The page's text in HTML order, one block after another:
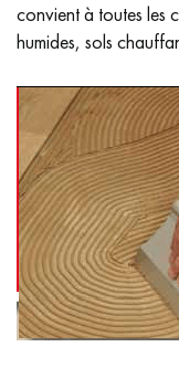
convient à toutes les
humides, sols